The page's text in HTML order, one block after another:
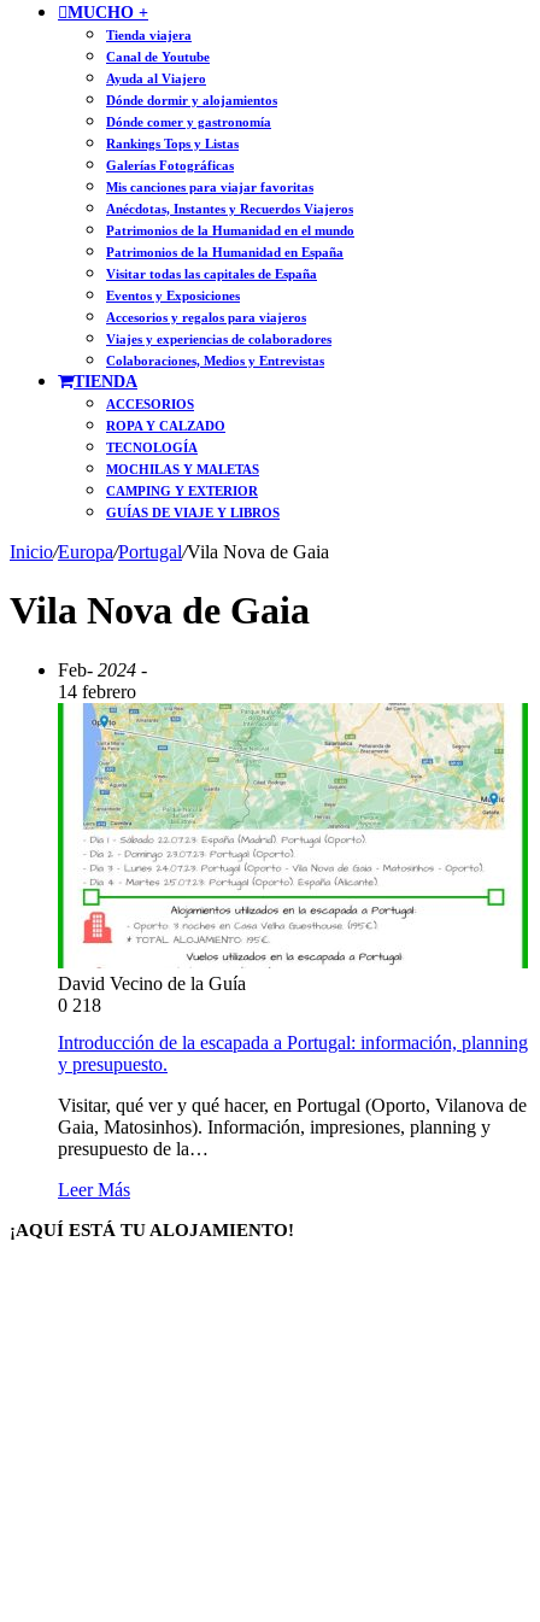
MUCHO +
Tienda viajera
Canal de Youtube
Ayuda al Viajero
Dónde dormir y alojamientos
Dónde comer y gastronomía
Rankings Tops y Listas
Galerías Fotográficas
Mis canciones para viajar favoritas
Anécdotas, Instantes y Recuerdos Viajeros
Patrimonios de la Humanidad en el mundo
Patrimonios de la Humanidad en España
Visitar todas las capitales de España
Eventos y Exposiciones
Accesorios y regalos para viajeros
Viajes y experiencias de colaboradores
Colaboraciones, Medios y Entrevistas
TIENDA
ACCESORIOS
ROPA Y CALZADO
TECNOLOGÍA
MOCHILAS Y MALETAS
CAMPING Y EXTERIOR
GUÍAS DE VIAJE Y LIBROS
Inicio/Europa/Portugal/Vila Nova de Gaia
Vila Nova de Gaia
Feb- 2024 -
14 febrero
David Vecino de la Guía
0 218
Introducción de la escapada a Portugal: información, planning
y presupuesto.
Visitar, qué ver y qué hacer, en Portugal (Oporto, Vilanova de
Gaia, Matosinhos). Información, impresiones, planning y
presupuesto de la…
Leer Más
¡AQUÍ ESTÁ TU ALOJAMIENTO!